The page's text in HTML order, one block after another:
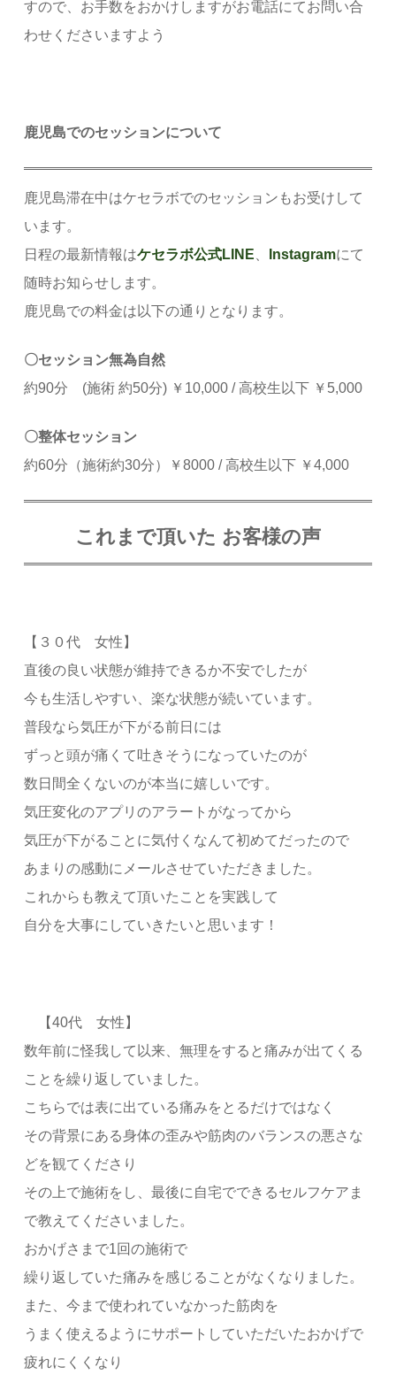
すので、お手数をおかけしますがお電話にてお問い合
わせくださいますよう
鹿児島でのセッションについて
鹿児島滞在中はケセラボでのセッションもお受けして
います。
日程の最新情報はケセラボ公式LINE Instagramにて
随時お知らせします。
鹿児島での料金は以下の通りとなります。
〇セッション無為自然
約90分 (施術 約50分) ￥10,000 / 高校生以下 ￥5,000
〇整体セッション
約60分（施術約30分）￥8000 / 高校生以下 ￥4,000
これまで頂いた お客様の声
【３０代 女性】
直後の良い状態が維持できるか不安でしたが
今も生活しやすい、楽な状態が続いています。
普段なら気圧が下がる前日には
ずっと頭が痛くて吐きそうになっていたのが
数日間全くないのが本当に嬉しいです。
気圧変化のアプリのアラートがなってから
気圧が下がることに気付くなんて初めてだったので
あまりの感動にメールさせていただきました。
これからも教えて頂いたことを実践して
自分を大事にしていきたいと思います！
【40代 女性】
数年前に怪我して以来、無理をすると痛みが出てくる
ことを繰り返していました。
こちらでは表に出ている痛みをとるだけではなく
その背景にある身体の歪みや筋肉のバランスの悪さな
どを観てくださり
その上で施術をし、最後に自宅でできるセルフケアま
で教えてくださいました。
おかげさまで1回の施術で
繰り返していた痛みを感じることがなくなりました。
また、今まで使われていなかった筋肉を
うまく使えるようにサポートしていただいたおかげで
疲れにくくなり